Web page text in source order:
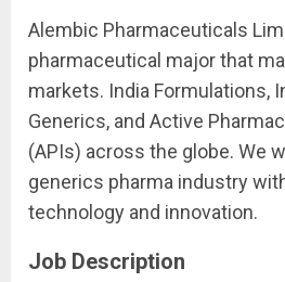
Alembic Pharmaceuticals
pharmaceutical major that
markets. India Formulations,
Generics, and Active
(APIs) across the globe. We
generics pharma industry
technology and innovation.
Job Description